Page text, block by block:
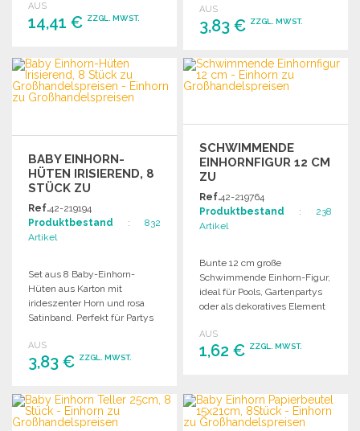
AUS
14,41 € ZZGL. MWST.
BESTELLEN
Angebot anfordern
AUS
3,83 € ZZGL. MWST.
BESTELLEN
Angebot anfordern
BABY EINHORN-
HÜTEN IRISIEREND, 8
STÜCK ZU
GROSSHANDELSPREISEN
Ref.42-219194
Produktbestand : 832
Artikel
Set aus 8 Baby-Einhorn-
Hüten aus Karton mit
irideszenter Horn und rosa
Satinband. Perfekt für Partys
AUS
3,83 € ZZGL. MWST.
BESTELLEN
Angebot anfordern
SCHWIMMENDE
EINHORNFIGUR 12 CM
ZU
GROSSHANDELSPREISEN
Ref.42-219764
Produktbestand : 238
Artikel
Bunte 12 cm große
Schwimmende Einhorn-Figur,
ideal für Pools, Gartenpartys
oder als dekoratives Element
AUS
1,62 € ZZGL. MWST.
Angebot anfordern